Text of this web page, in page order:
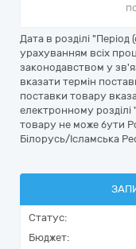
Дата в розділі
урахуванням всіх
законодавством у
вказати термін
поставки товару
електронному
товару не може бути
Білорусь/Ісламська
Статус:
Бюджет: